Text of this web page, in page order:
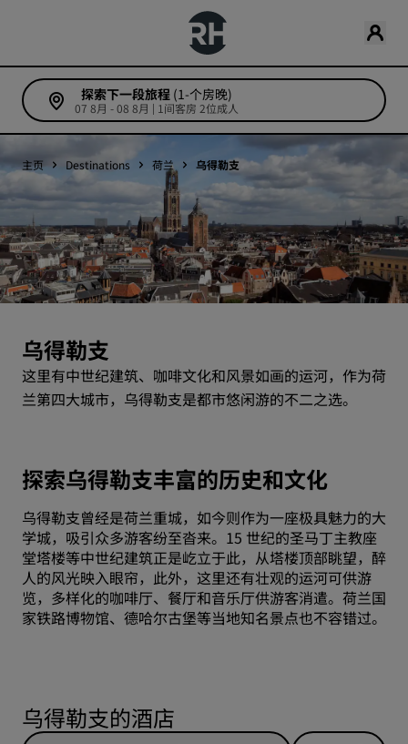
探索下一段旅程 (1-个房晚)
07 8月 - 08 8月 | 1间客房 2位成人
主页 Destinations 荷兰 乌得勒支
乌得勒支
这里有中世纪建筑、咖啡文化和风景如画的运河，作为荷
兰第四大城市，乌得勒支是都市悠闲游的不二之选。
探索乌得勒支丰富的历史和文化
乌得勒支曾经是荷兰重城，如今则作为一座极具魅力的大
学城，吸引众多游客纷至沓来。15 世纪的圣马丁主教座
堂塔楼等中世纪建筑正是屹立于此，从塔楼顶部眺望，醉
人的风光映入眼帘，此外，这里还有壮观的运河可供游
览，多样化的咖啡厅、餐厅和音乐厅供游客消遣。荷兰国
家铁路博物馆、德哈尔古堡等当地知名景点也不容错过。
乌得勒支的酒店